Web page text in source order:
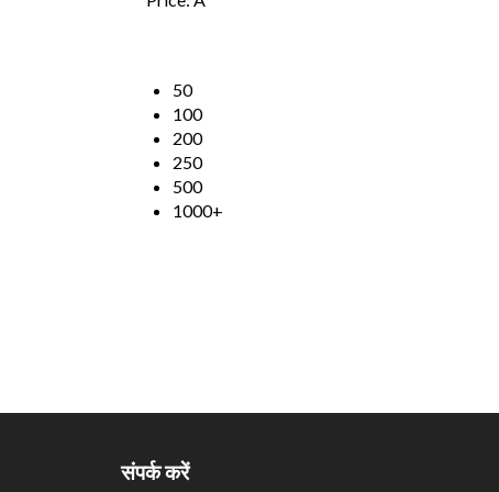
50
100
200
250
500
1000+
संपर्क करें